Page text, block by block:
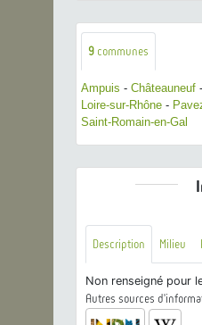
9 communes
Ampuis - Châteauneuf -
Loire-sur-Rhône -
Saint-Romain-en-Gal
Description Milieu
Non renseigné pour
Autres sources